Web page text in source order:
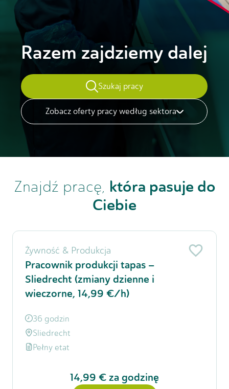
Razem zajdziemy dalej
Szukaj pracy
Zobacz oferty pracy według sektora
Znajdź pracę, która pasuje do
Ciebie
Żywność & Produkcja
Pracownik produkcji tapas –
Sliedrecht (zmiany dzienne i
wieczorne, 14,99 €/h)
36 godzin
Sliedrecht
Pełny etat
14,99 €za godzinę